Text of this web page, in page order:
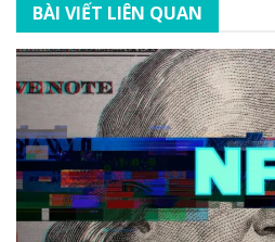
BÀI VIẾT LIÊN QUAN